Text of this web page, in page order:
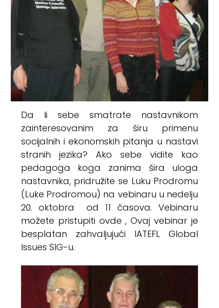
Da li sebe smatrate nastavnikom
zainteresovanim za širu primenu
socijalnih i ekonomskih pitanja u nastavi
stranih jezika? Ako sebe vidite kao
pedagoga koga zanima šira uloga
nastavnika, pridružite se Luku Prodromu
(Luke Prodromou) na vebinaru u nedelju
20. oktobra od 11 časova. Vebinaru
možete pristupiti ovde , Ovaj vebinar je
besplatan zahvaljujući IATEFL Global
Issues SIG-u.